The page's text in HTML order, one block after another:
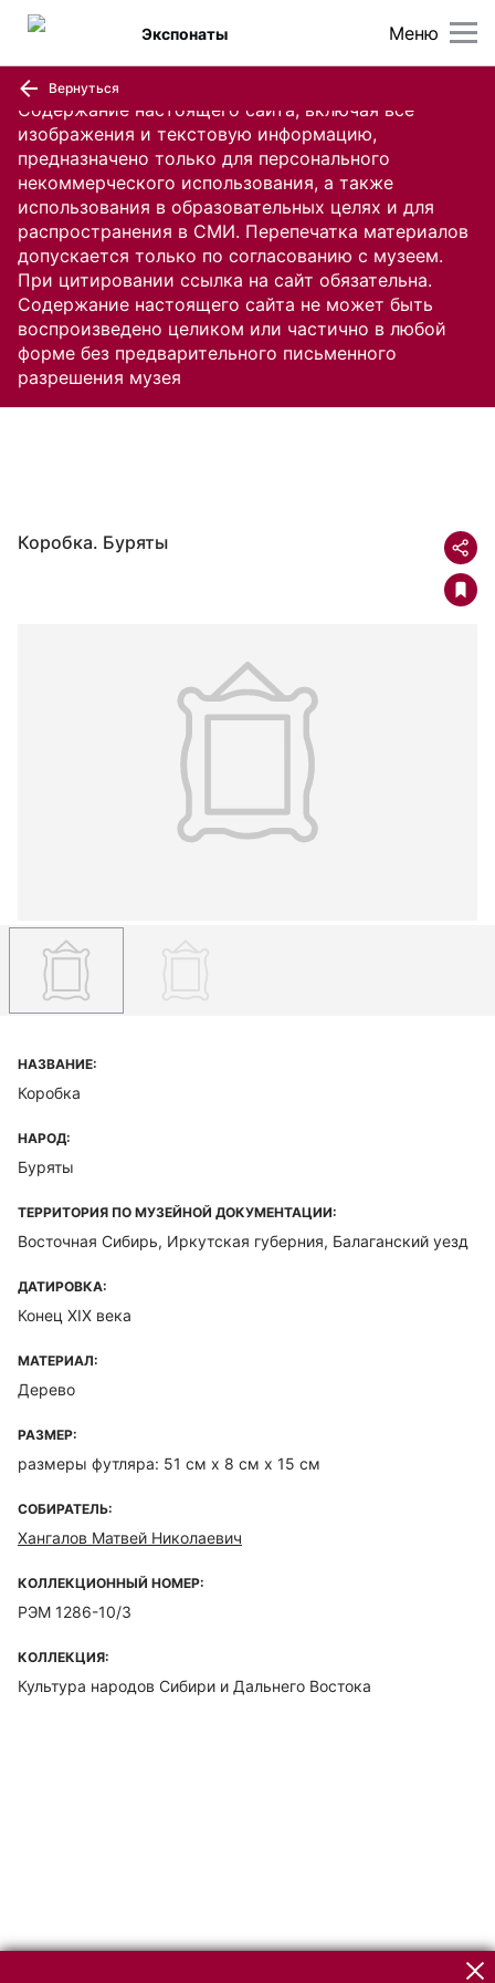
Содержание настоящего сайта, включая все
изображения и текстовую информацию,
предназначено только для персонального
некоммерческого использования, а также
использования в образовательных целях и для
распространения в СМИ. Перепечатка материалов
допускается только по согласованию с музеем.
При цитировании ссылка на сайт обязательна.
Содержание настоящего сайта не может быть
воспроизведено целиком или частично в любой
форме без предварительного письменного
разрешения музея
Меню
Экспонаты
Вернуться
Коробка. Буряты
НАЗВАНИЕ:
Коробка
НАРОД:
Буряты
ТЕРРИТОРИЯ ПО МУЗЕЙНОЙ ДОКУМЕНТАЦИИ:
Восточная Сибирь, Иркутская губерния, Балаганский уезд
ДАТИРОВКА:
Конец XIX века
МАТЕРИАЛ:
Дерево
РАЗМЕР:
размеры футляра: 51 см х 8 см х 15 см
СОБИРАТЕЛЬ:
Хангалов Матвей Николаевич
КОЛЛЕКЦИОННЫЙ НОМЕР:
РЭМ 1286-10/3
КОЛЛЕКЦИЯ:
Культура народов Сибири и Дальнего Востока